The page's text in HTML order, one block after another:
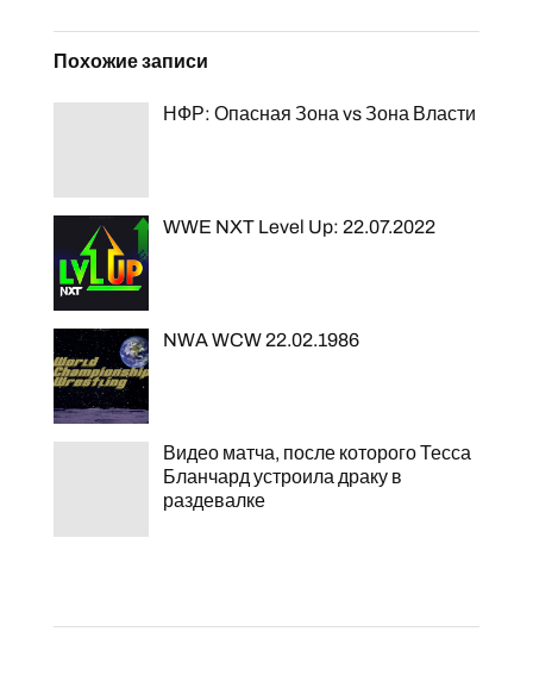
Похожие записи
НФР: Опасная Зона vs Зона Власти
WWE NXT Level Up: 22.07.2022
NWA WCW 22.02.1986
Видео матча, после которого Тесса
Бланчард устроила драку в
раздевалке